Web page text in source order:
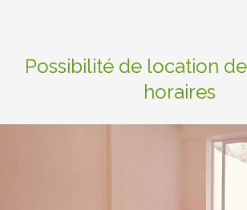
Possibilité de location
horaires